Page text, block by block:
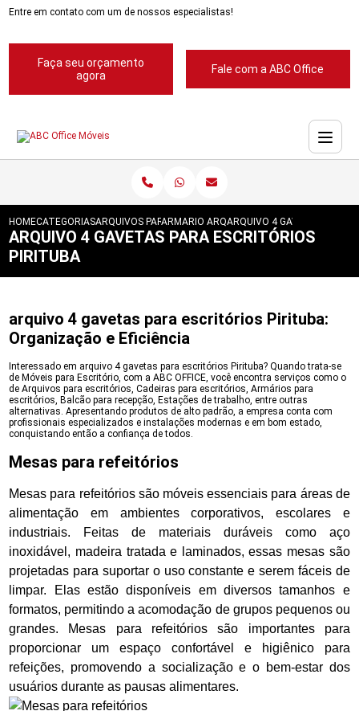
Entre em contato com um de nossos especialistas!
Faça seu orçamento
agora
Fale com a ABC Office
HOMECATEGORIASARQUIVOS PARA ESCRITORIOS
ARMARIO ARQUIVO PARA ESCRITORIO
ARQUIVO 4 GAVETAS PARA
ARQUIVO 4 GAVETAS PARA ESCRITÓRIOS
PIRITUBA
arquivo 4 gavetas para escritórios Pirituba:
Organização e Eficiência
Interessado em arquivo 4 gavetas para escritórios Pirituba? Quando trata-se
de Móveis para Escritório, com a ABC OFFICE, você encontra serviços como o
de Arquivos para escritórios, Cadeiras para escritórios, Armários para
escritórios, Balcão para recepção, Estações de trabalho, entre outras
alternativas. Apresentando produtos de alto padrão, a empresa conta com
profissionais especializados e instalações modernas e em bom estado,
conquistando então a confiança de todos.
Mesas para refeitórios
Mesas para refeitórios são móveis essenciais para áreas de
alimentação em ambientes corporativos, escolares e
industriais. Feitas de materiais duráveis como aço
inoxidável, madeira tratada e laminados, essas mesas são
projetadas para suportar o uso constante e serem fáceis de
limpar. Elas estão disponíveis em diversos tamanhos e
formatos, permitindo a acomodação de grupos pequenos ou
grandes. Mesas para refeitórios são importantes para
proporcionar um espaço confortável e higiênico para
refeições, promovendo a socialização e o bem-estar dos
usuários durante as pausas alimentares.